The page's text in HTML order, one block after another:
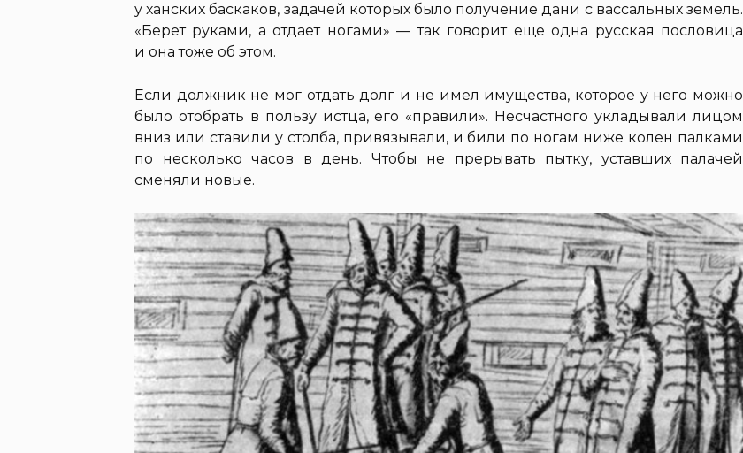
у ханских баскаков, задачей которых было получение дани с вассальных земель.
«Берет руками, а отдает ногами» — так говорит еще одна русская пословица
и она тоже об этом.
Если должник не мог отдать долг и не имел имущества, которое у него можно
было отобрать в пользу истца, его «правили». Несчастного укладывали лицом
вниз или ставили у столба, привязывали, и били по ногам ниже колен палками
по несколько часов в день. Чтобы не прерывать пытку, уставших палачей
сменяли новые.